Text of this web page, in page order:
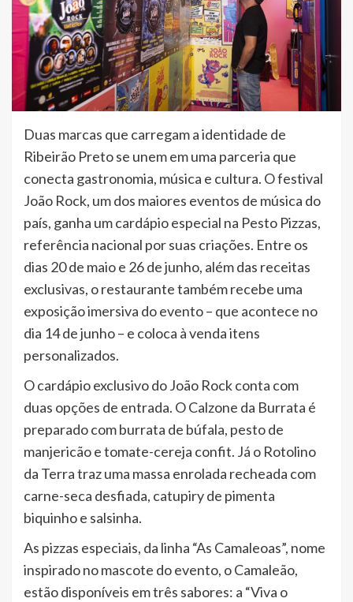
Duas marcas que carregam a identidade de
Ribeirão Preto se unem em uma parceria que
conecta gastronomia, música e cultura. O festival
João Rock, um dos maiores eventos de música do
país, ganha um cardápio especial na Pesto Pizzas,
referência nacional por suas criações. Entre os
dias 20 de maio e 26 de junho, além das receitas
exclusivas, o restaurante também recebe uma
exposição imersiva do evento – que acontece no
dia 14 de junho – e coloca à venda itens
personalizados.
O cardápio exclusivo do João Rock conta com
duas opções de entrada. O Calzone da Burrata é
preparado com burrata de búfala, pesto de
manjericão e tomate-cereja confit. Já o Rotolino
da Terra traz uma massa enrolada recheada com
carne-seca desfiada, catupiry de pimenta
biquinho e salsinha.
As pizzas especiais, da linha “As Camaleoas”, nome
inspirado no mascote do evento, o Camaleão,
estão disponíveis em três sabores: a “Viva o